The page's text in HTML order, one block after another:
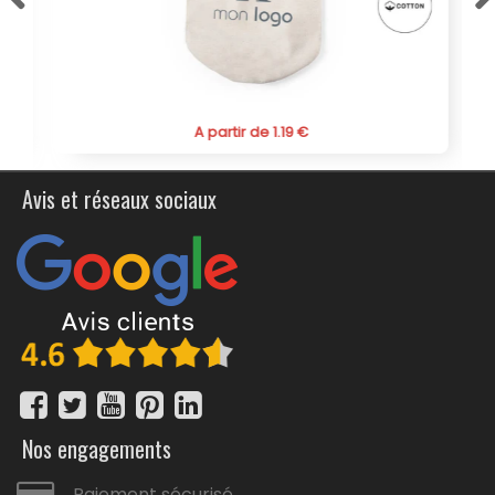
publicitaire personnalisée pour homme, une pochette
multifonction et profitez d'un produit alliant
fonctionnalité, qualité et personnalisation, parfait pour
renforcer l'image de votre marque auprés de vos
A partir de 1.19 €
Avis et réseaux sociaux
Nos engagements